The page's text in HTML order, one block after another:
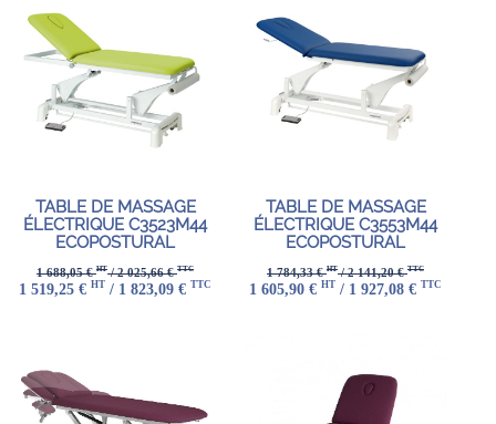
TABLE DE MASSAGE
ÉLECTRIQUE C3523M44
ECOPOSTURAL
1 688,05 €HT/ 2 025,66 €TTC
1 519,25 € HT / 1 823,09 € TTC
TABLE DE MASSAGE
ÉLECTRIQUE C3553M44
ECOPOSTURAL
1 784,33 €HT/ 2 141,20 €TTC
1 605,90 € HT / 1 927,08 € TTC